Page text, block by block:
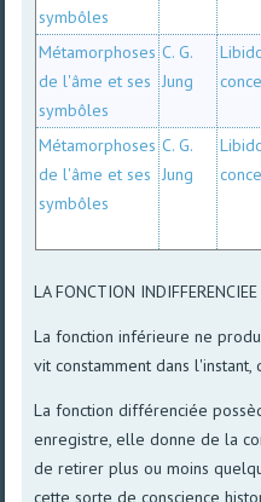
symbôles
Métamorphoses
de l'âme et ses
symbôles
C. G.
Jung
Métamorphoses
de l'âme et ses
symbôles
C. G.
Jung
LA FONCTION
La fonction inférieure ne
vit constamment dans
La fonction différenciée
enregistre, elle donne de la
de retirer plus ou moins
cette sorte de conscience